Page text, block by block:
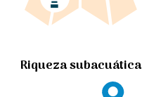
Riqueza subacuática